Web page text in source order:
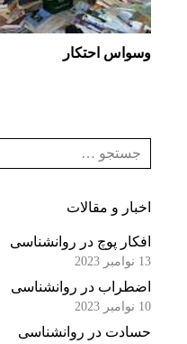
وسواس احتکار
اخبار و مقالات
افکار پوچ در روانشناسی
اضطراب در روانشناسی
حسادت در روانشناسی